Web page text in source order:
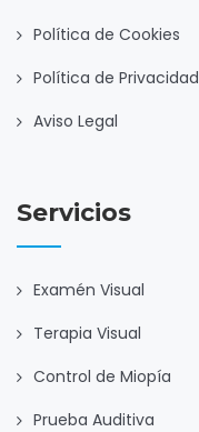
Política de Cookies
Política de Privacidad
Aviso Legal
Servicios
Examén Visual
Terapia Visual
Control de Miopía
Prueba Auditiva